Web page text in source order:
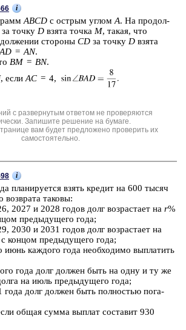
i
ABCD с ост­рым угломА. На про­дол­
за точку D взята точка M, такая, что
сто­ро­ны CD за точку D взята
AD =AN.
BM = BN.
, если AC = 4,
с развернутым ответом не проверяются
Запишите решение на бумаге.
вам будет предложено проверить их
самостоятельно.
i
пла­ни­ру­ет­ся взять кре­дит на 600 тысяч
воз­вра­та та­ко­вы:
2027 и 2028 годов долг воз­рас­та­ет на r%
преды­ду­ще­го года;
2030 и 2031 годов долг воз­рас­та­ет на
кон­цом преды­ду­ще­го года;
каж­до­го года не­об­хо­ди­мо вы­пла­тить
года долг дол­жен быть на одну и ту же
на июль преды­ду­ще­го года;
долг дол­жен быть пол­но­стью по­га­
общая сумма вы­плат со­ста­вит 930